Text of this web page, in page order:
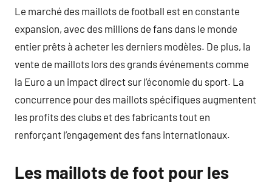
Le marché des maillots de football est en constante
expansion, avec des millions de fans dans le monde
entier prêts à acheter les derniers modèles. De plus, la
vente de maillots lors des grands événements comme
la Euro a un impact direct sur l’économie du sport. La
concurrence pour des maillots spécifiques augmentent
les profits des clubs et des fabricants tout en
renforçant l’engagement des fans internationaux.
Les maillots de foot pour les